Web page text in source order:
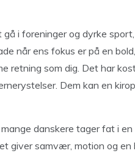
i foreninger og dyrke
når ens fokus er på en
retning som dig. Det har
Dem kan en
danskere tager fat i
giver samvær, motion og